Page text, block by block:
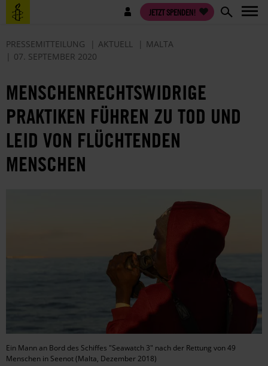
Direkt
zum
Benutzermenü JETZT SPENDEN!
PRESSEMITTEILUNG AKTUELL
MALTA
07. SEPTEMBER 2020
MENSCHENRECHTSWIDRIGE
PRAKTIKEN FÜHREN ZU TOD UND
LEID VON FLÜCHTENDEN
MENSCHEN
Ein Mann an Bord des Schiffes "Seawatch 3" nach der Rettung von 49
Menschen in Seenot (Malta, Dezember 2018)